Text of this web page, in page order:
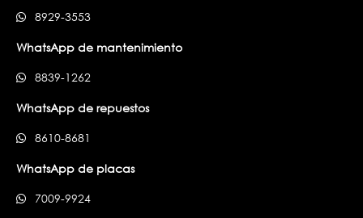
8929-3553
WhatsApp de mantenimiento
8839-1262
WhatsApp de repuestos
8610-8681
WhatsApp de placas
7009-9924